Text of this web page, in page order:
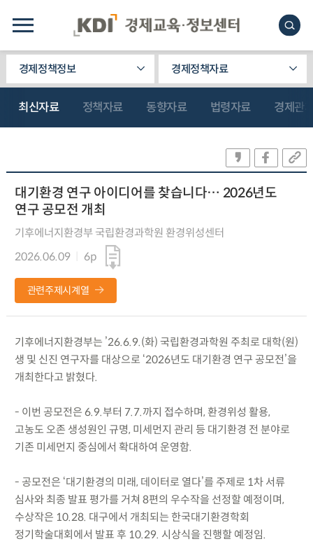
경제정책정보 경제정책자료
최신자료 정책자료 동향자료 법령자료 경제관
대기환경 연구 아이디어를 찾습니다… 2026년도
연구 공모전 개최
기후에너지환경부 국립환경과학원 환경위성센터
2026.06.09
6p
관련주제시계열
기후에너지환경부는 ’26.6.9.(화) 국립환경과학원 주최로 대학(원)
생 및 신진 연구자를 대상으로 ‘2026년도 대기환경 연구 공모전’을
개최한다고 밝혔다.
- 이번 공모전은 6.9.부터 7.7.까지 접수하며, 환경위성 활용,
고농도 오존 생성원인 규명, 미세먼지 관리 등 대기환경 전 분야로
기존 미세먼지 중심에서 확대하여 운영함.
- 공모전은 ‘대기환경의 미래, 데이터로 열다’를 주제로 1차 서류
심사와 최종 발표 평가를 거쳐 8편의 우수작을 선정할 예정이며,
수상작은 10.28. 대구에서 개최되는 한국대기환경학회
정기학술대회에서 발표 후 10.29. 시상식을 진행할 예정임.